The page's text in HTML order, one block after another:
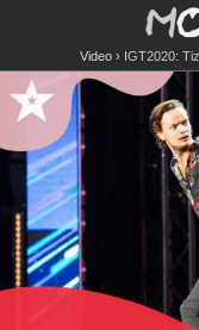
Video IGT2020: